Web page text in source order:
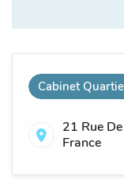
Cabinet
21 Rue
France